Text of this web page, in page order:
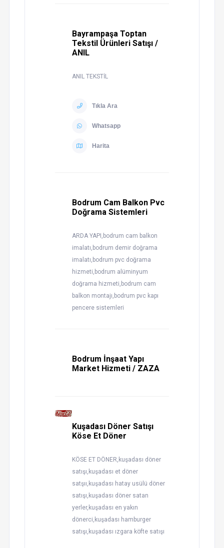
Bayrampaşa Toptan
Tekstil Ürünleri Satışı /
ANIL
ANIL TEKSTİL
Tıkla Ara
Whatsapp
Harita
Bodrum Cam Balkon Pvc
Doğrama Sistemleri
ARDA YAPI,bodrum cam balkon
imalatı,bodrum demir doğrama
imalatı,bodrum pvc doğrama
hizmeti,bodrum alüminyum
doğrama hizmeti,bodrum cam
balkon montajı,bodrum pvc kapı
pencere sistemleri
Bodrum İnşaat Yapı
Market Hizmeti / ZAZA
Kuşadası Döner Satışı
Köse Et Döner
KÖSE ET DÖNER,kuşadası döner
satışı,kuşadası et döner
satşıı,kuşadası hatay usülü döner
satışı,kuşadası döner satan
yerler,kuşadası en yakın
dönerci,kuşadası hamburger
satışı,kuşadası ızgara köfte satışı